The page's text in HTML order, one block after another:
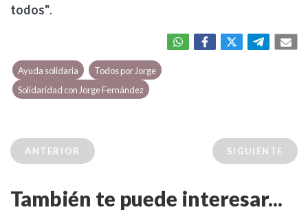
todos".
Ayuda solidaria
Todos por Jorge
Solidaridad con Jorge Fernández
ANTERIOR SIGUIENTE
También te puede interesar...